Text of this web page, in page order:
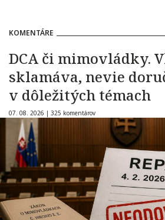
KOMENTÁRE
DCA či mimovládky.
sklamáva, nevie
v dôležitých témach
07. 08. 2026 | 325 komentárov